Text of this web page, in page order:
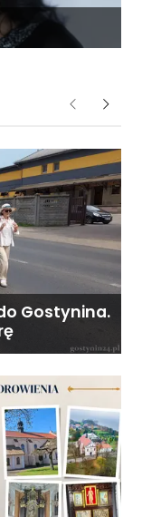
Poprzednie
Gostynina.